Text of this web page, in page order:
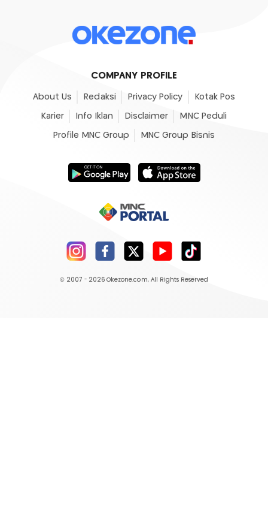
COMPANY PROFILE
About Us Redaksi Privacy Policy Kotak Pos
Karier Info Iklan Disclaimer MNC Peduli
Profile MNC Group MNC Group Bisnis
© 2007 - 2026 Okezone.com, All Rights Reserved